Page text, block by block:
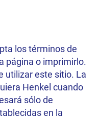
los términos de
página o imprimirlo.
utilizar este sitio. La
Henkel cuando
sólo de
en la